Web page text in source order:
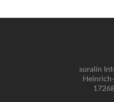
Posts
suralin